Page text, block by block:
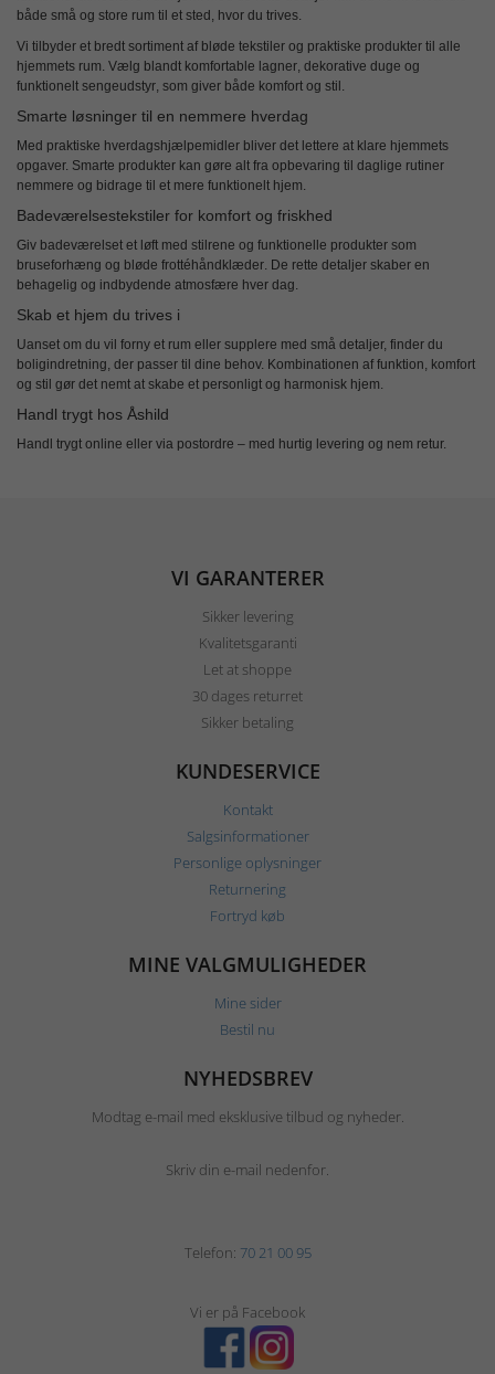
både små og store rum til et sted, hvor du trives.
Vi tilbyder et bredt sortiment af bløde tekstiler og praktiske produkter til alle
hjemmets rum. Vælg blandt komfortable lagner, dekorative duge og
funktionelt sengeudstyr, som giver både komfort og stil.
Smarte løsninger til en nemmere hverdag
Med praktiske hverdagshjælpemidler bliver det lettere at klare hjemmets
opgaver. Smarte produkter kan gøre alt fra opbevaring til daglige rutiner
nemmere og bidrage til et mere funktionelt hjem.
Badeværelsestekstiler for komfort og friskhed
Giv badeværelset et løft med stilrene og funktionelle produkter som
bruseforhæng og bløde frottéhåndklæder. De rette detaljer skaber en
behagelig og indbydende atmosfære hver dag.
Skab et hjem du trives i
Uanset om du vil forny et rum eller supplere med små detaljer, finder du
boligindretning, der passer til dine behov. Kombinationen af funktion, komfort
og stil gør det nemt at skabe et personligt og harmonisk hjem.
Handl trygt hos Åshild
Handl trygt online eller via postordre – med hurtig levering og nem retur.
VI GARANTERER
Sikker levering
Kvalitetsgaranti
Let at shoppe
30 dages returret
Sikker betaling
KUNDESERVICE
Kontakt
Salgsinformationer
Personlige oplysninger
Returnering
Fortryd køb
MINE VALGMULIGHEDER
Mine sider
Bestil nu
NYHEDSBREV
Modtag e-mail med eksklusive tilbud og nyheder.
Skriv din e-mail nedenfor.
Telefon: 70 21 00 95
Vi er på Facebook